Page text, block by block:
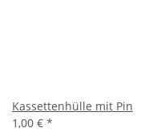
Kassettenhülle mit Pin
1,00 € *